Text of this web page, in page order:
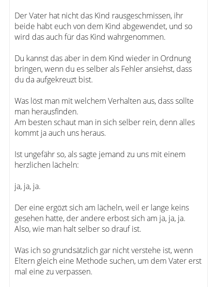
Der Vater hat nicht das Kind rausgeschmissen, ihr
beide habt euch von dem Kind abgewendet, und so
wird das auch für das Kind wahrgenommen.
Du kannst das aber in dem Kind wieder in Ordnung
bringen, wenn du es selber als Fehler ansiehst, dass
du da aufgekreuzt bist.
Was löst man mit welchem Verhalten aus, dass sollte
man herausfinden.
Am besten schaut man in sich selber rein, denn alles
kommt ja auch uns heraus.
Ist ungefähr so, als sagte jemand zu uns mit einem
herzlichen lächeln:
ja, ja, ja.
Der eine ergözt sich am lächeln, weil er lange keins
gesehen hatte, der andere erbost sich am ja, ja, ja.
Also, wie man halt selber so drauf ist.
Was ich so grundsätzlich gar nicht verstehe ist, wenn
Eltern gleich eine Methode suchen, um dem Vater erst
mal eine zu verpassen.